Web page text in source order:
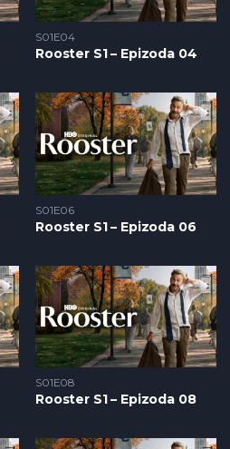
S01E04
Rooster S1 – Epizoda 04
S01E06
Rooster S1 – Epizoda 06
S01E08
Rooster S1 – Epizoda 08